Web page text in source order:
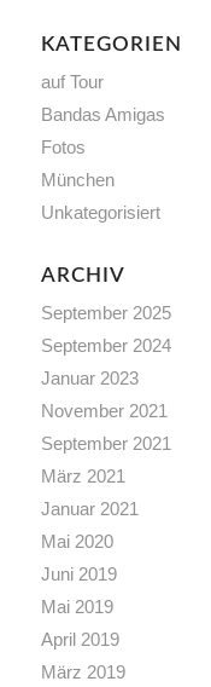
KATEGORIEN
auf Tour
Bandas Amigas
Fotos
München
Unkategorisiert
ARCHIV
September 2025
September 2024
Januar 2023
November 2021
September 2021
März 2021
Januar 2021
Mai 2020
Juni 2019
Mai 2019
April 2019
März 2019